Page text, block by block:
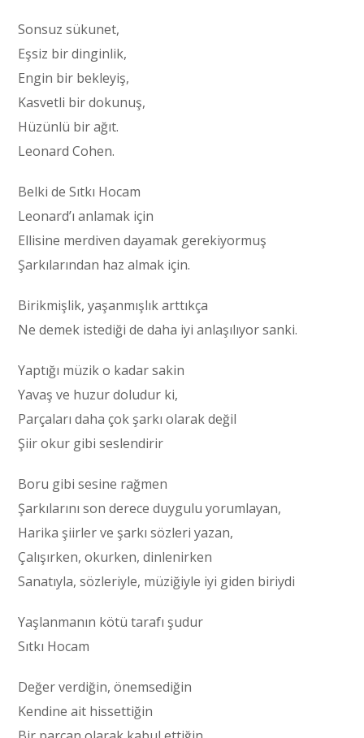
Sonsuz sükunet,
Eşsiz bir dinginlik,
Engin bir bekleyiş,
Kasvetli bir dokunuş,
Hüzünlü bir ağıt.
Leonard Cohen.
Belki de Sıtkı Hocam
Leonard’ı anlamak için
Ellisine merdiven dayamak gerekiyormuş
Şarkılarından haz almak için.
Birikmişlik, yaşanmışlık arttıkça
Ne demek istediği de daha iyi anlaşılıyor sanki.
Yaptığı müzik o kadar sakin
Yavaş ve huzur doludur ki,
Parçaları daha çok şarkı olarak değil
Şiir okur gibi seslendirir
Boru gibi sesine rağmen
Şarkılarını son derece duygulu yorumlayan,
Harika şiirler ve şarkı sözleri yazan,
Çalışırken, okurken, dinlenirken
Sanatıyla, sözleriyle, müziğiyle iyi giden biriydi
Yaşlanmanın kötü tarafı şudur
Sıtkı Hocam
Değer verdiğin, önemsediğin
Kendine ait hissettiğin